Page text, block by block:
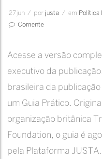
27 jun / por Justa / em Política
Comente
Acesse a versão
executivo da
brasileira da
um Guia Prático.
organização britânica
Foundation, o guia é
pela Plataforma